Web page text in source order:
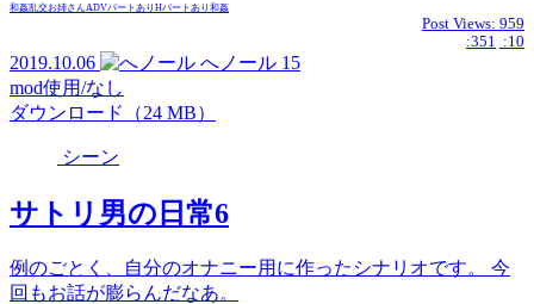
和姦乱交お姉さん ADVパートあり Hパートあり 和姦
Post Views: 959
:351
:10
2019.10.06 へノール 15
mod使用/なし
ダウンロード（24 MB）
シーン
サトリ男の日常6
例のごとく、自分のオナニー用に作ったシナリオです。 今
回もお話が膨らんだなあ。